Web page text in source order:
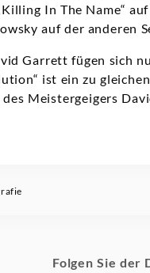
In The Name“
auf der anderen
Garrett fügen sich
ist ein zu
Meistergeigers
Folgen Sie der